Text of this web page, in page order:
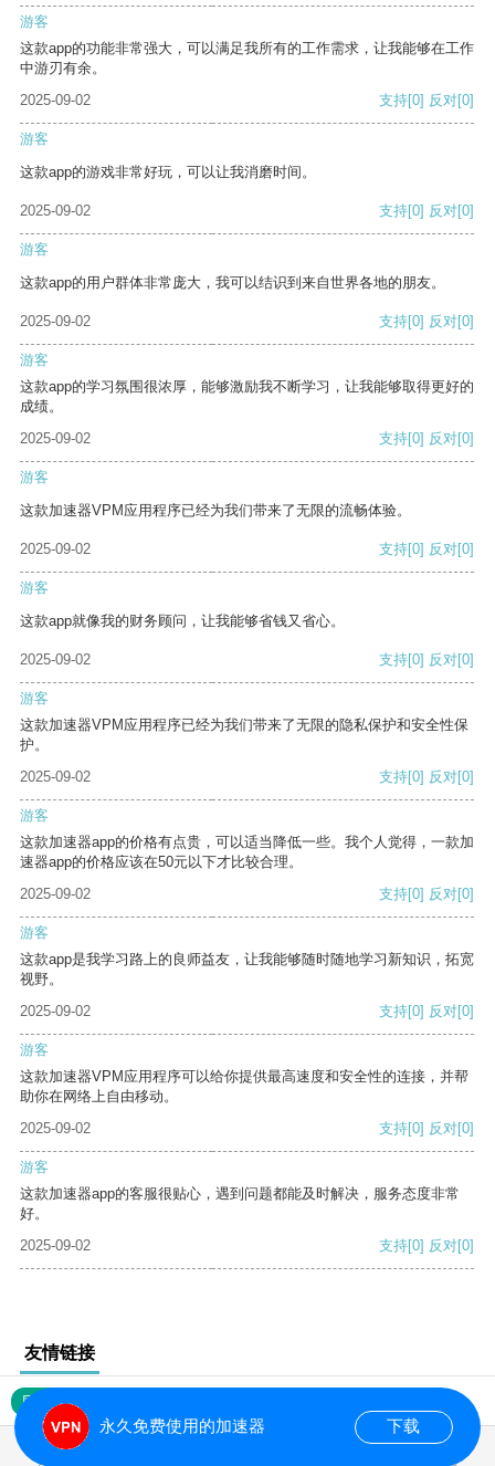
游客
这款app的功能非常强大，可以满足我所有的工作需求，让我能够在工作
中游刃有余。
2025-09-02
支持[0] 反对[0]
游客
这款app的游戏非常好玩，可以让我消磨时间。
2025-09-02 支持[0] 反对[0]
游客
这款app的用户群体非常庞大，我可以结识到来自世界各地的朋友。
2025-09-02 支持[0] 反对[0]
游客
这款app的学习氛围很浓厚，能够激励我不断学习，让我能够取得更好的
成绩。
2025-09-02
支持[0] 反对[0]
游客
这款加速器VPM应用程序已经为我们带来了无限的流畅体验。
2025-09-02 支持[0] 反对[0]
游客
这款app就像我的财务顾问，让我能够省钱又省心。
2025-09-02 支持[0] 反对[0]
游客
这款加速器VPM应用程序已经为我们带来了无限的隐私保护和安全性保
护。
2025-09-02
支持[0] 反对[0]
游客
这款加速器app的价格有点贵，可以适当降低一些。我个人觉得，一款加
速器app的价格应该在50元以下才比较合理。
2025-09-02
支持[0] 反对[0]
游客
这款app是我学习路上的良师益友，让我能够随时随地学习新知识，拓宽
视野。
2025-09-02
支持[0] 反对[0]
游客
这款加速器VPM应用程序可以给你提供最高速度和安全性的连接，并帮
助你在网络上自由移动。
2025-09-02
支持[0] 反对[0]
游客
这款加速器app的客服很贴心，遇到问题都能及时解决，服务态度非常
好。
2025-09-02
支持[0] 反对[0]
友情链接
网站地图
永久免费使用的加速器 下载